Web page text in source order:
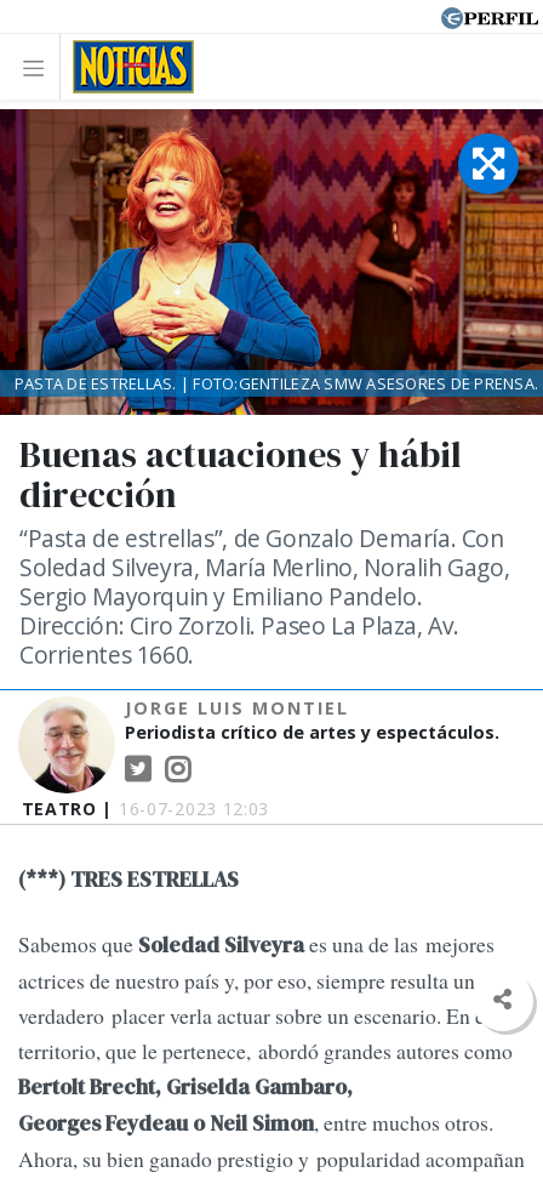
TEATRO | 16-07-2023 12:03
Buenas actuaciones y hábil
dirección
“Pasta de estrellas”, de Gonzalo Demaría. Con
Soledad Silveyra, María Merlino, Noralih Gago,
Sergio Mayorquin y Emiliano Pandelo.
Dirección: Ciro Zorzoli. Paseo La Plaza, Av.
Corrientes 1660.
JORGE LUIS MONTIEL
Periodista crítico de artes y espectáculos.
PASTA DE ESTRELLAS. | FOTO:GENTILEZA SMW ASESORES DE PRENSA.
(***) TRES ESTRELLAS
Sabemos que Soledad Silveyraes una de las mejores
actrices de nuestro país y, por eso, siempre resulta un
verdadero placer verla actuar sobre un escenario. En ese
territorio, que le pertenece, abordó grandes autores como
Bertolt Brecht, Griselda Gambaro,
Georges Feydeau o Neil Simon, entre muchos otros.
Ahora, su bien ganado prestigio y popularidad acompañan